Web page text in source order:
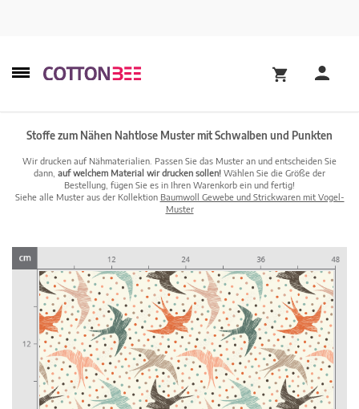
Stoffe zum Nähen Nahtlose Muster mit Schwalben und Punkten
Wir drucken auf Nähmaterialien. Passen Sie das Muster an und entscheiden Sie
dann, auf welchem Material wir drucken sollen! Wählen Sie die Größe der
Bestellung, fügen Sie es in Ihren Warenkorb ein und fertig!
Siehe alle Muster aus der Kollektion Baumwoll Gewebe und Strickwaren mit Vogel-
Muster